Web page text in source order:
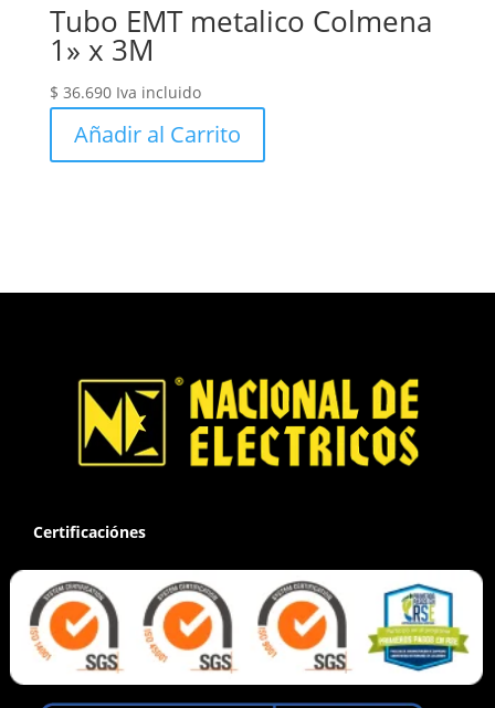
Tubo EMT metalico Colmena
1» x 3M
$ 36.690 Iva incluido
Añadir al Carrito
Certificaciónes